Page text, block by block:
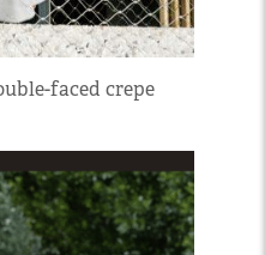
faced crepe